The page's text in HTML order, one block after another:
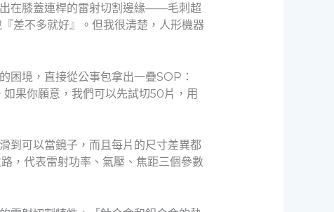
在膝蓋連桿的雷射切割邊緣——毛刺超
差不多就好』。但我很清楚，人形機器
困境，直接從公事包拿出一疊SOP：
果你願意，我們可以先試切50片，用
到可以當鏡子，而且每片的尺寸差異都
，代表雷射功率、氣壓、焦距三個參數